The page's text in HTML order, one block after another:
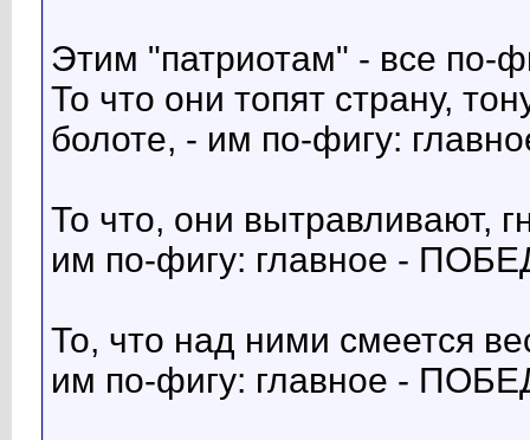
Этим "патриотам" - все по-
То что они топят страну,
болоте, - им по-фигу:
То что, они вытравливают,
им по-фигу: главное -
То, что над ними смеется
им по-фигу: главное -